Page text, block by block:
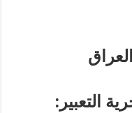
التعبير :